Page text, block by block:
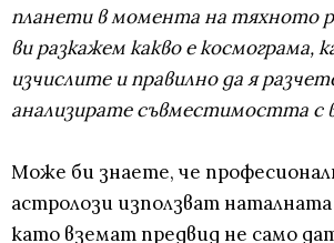
планети в момента на тяхното
ви разкажем какво е космограма,
изчислите и правилно да я
анализирате съвместимостта с
Може би знаете, че
астролози използват
като вземат предвид не само